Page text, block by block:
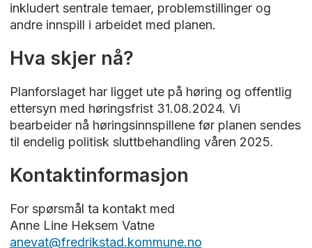
inkludert sentrale temaer, problemstillinger og
andre innspill i arbeidet med planen.
Hva skjer nå?
Planforslaget har ligget ute på høring og offentlig
ettersyn med høringsfrist 31.08.2024. Vi
bearbeider nå høringsinnspillene før planen sendes
til endelig politisk sluttbehandling våren 2025.
Kontaktinformasjon
For spørsmål ta kontakt med
Anne Line Heksem Vatne
anevat@fredrikstad.kommune.no